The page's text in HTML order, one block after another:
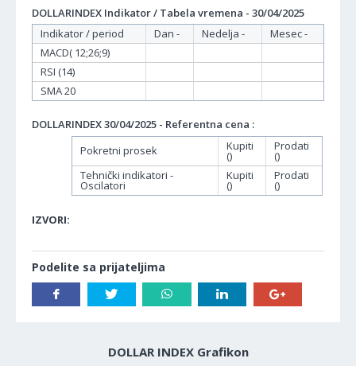
DOLLARINDEX Indikator / Tabela vremena - 30/04/2025
Indikator / period
Dan - Nedelja -
Mesec -
MACD( 12;26;9)
RSI (14)
SMA 20
DOLLARINDEX 30/04/2025 - Referentna cena :
Pokretni prosek
Kupiti
()
Prodati
()
Tehnički indikatori -
Oscilatori
Kupiti
()
Prodati
()
IZVORI:
Podelite sa prijateljima
DOLLAR INDEX Grafikon